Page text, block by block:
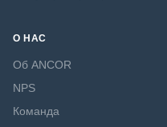
О НАС
Об ANCOR
NPS
Команда